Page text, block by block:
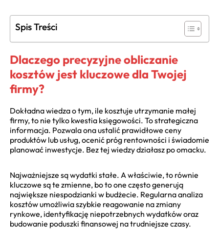
Spis Treści
Dlaczego precyzyjne obliczanie
kosztów jest kluczowe dla Twojej
firmy?
Dokładna wiedza o tym, ile kosztuje utrzymanie małej
firmy, to nie tylko kwestia księgowości. To strategiczna
informacja. Pozwala ona ustalić prawidłowe ceny
produktów lub usług, ocenić próg rentowności i świadomie
planować inwestycje. Bez tej wiedzy działasz po omacku.
Najważniejsze są wydatki stałe. A właściwie, to równie
kluczowe są te zmienne, bo to one często generują
największe niespodzianki w budżecie. Regularna analiza
kosztów umożliwia szybkie reagowanie na zmiany
rynkowe, identyfikację niepotrzebnych wydatków oraz
budowanie poduszki finansowej na trudniejsze czasy.